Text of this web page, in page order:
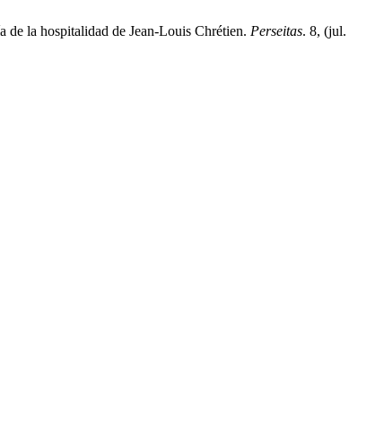
la hospitalidad de Jean-Louis Chrétien. Perseitas. 8, (jul.